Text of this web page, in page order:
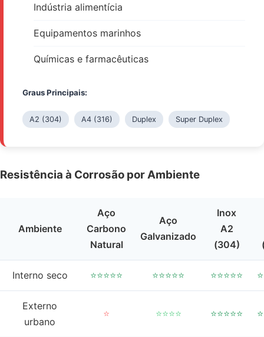
Indústria alimentícia
Equipamentos marinhos
Químicas e farmacêuticas
Graus Principais:
A2 (304) A4 (316) Duplex Super Duplex
Resistência à Corrosão por Ambiente
Ambiente
Aço
Carbono
Natural
Aço
Galvanizado
Inox
A2
(304)
Interno seco ⭐⭐⭐⭐⭐ ⭐⭐⭐⭐⭐ ⭐⭐⭐⭐⭐
Externo
urbano
⭐ ⭐⭐⭐⭐ ⭐⭐⭐⭐⭐